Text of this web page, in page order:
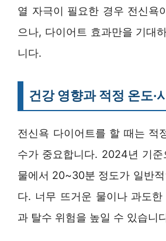
열 자극이 필요한 경우 전신욕
으나, 다이어트 효과만을 기대
니다.
건강 영향과 적정 온도·
전신욕 다이어트를 할 때는 적
수가 중요합니다. 2024년 기
물에서 20~30분 정도가 일반
다. 너무 뜨거운 물이나 과도
과 탈수 위험을 높일 수 있습니